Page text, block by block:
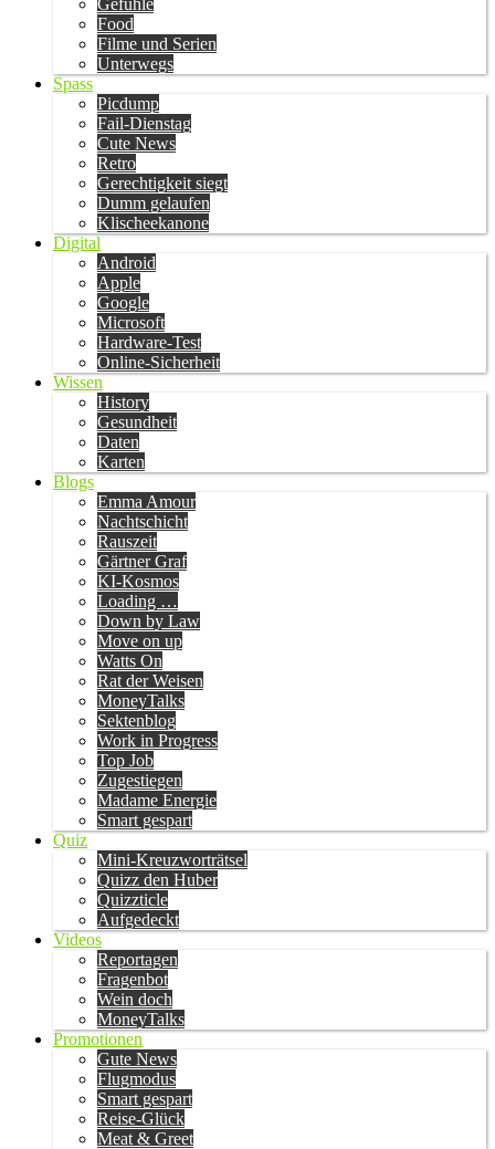
Gefühle
Food
Filme und Serien
Unterwegs
Spass
Picdump
Fail-Dienstag
Cute News
Retro
Gerechtigkeit siegt
Dumm gelaufen
Klischeekanone
Digital
Android
Apple
Google
Microsoft
Hardware-Test
Online-Sicherheit
Wissen
History
Gesundheit
Daten
Karten
Blogs
Emma Amour
Nachtschicht
Rauszeit
Gärtner Graf
KI-Kosmos
Loading …
Down by Law
Move on up
Watts On
Rat der Weisen
MoneyTalks
Sektenblog
Work in Progress
Top Job
Zugestiegen
Madame Energie
Smart gespart
Quiz
Mini-Kreuzworträtsel
Quizz den Huber
Quizzticle
Aufgedeckt
Videos
Reportagen
Fragenbot
Wein doch
MoneyTalks
Promotionen
Gute News
Flugmodus
Smart gespart
Reise-Glück
Meat & Greet